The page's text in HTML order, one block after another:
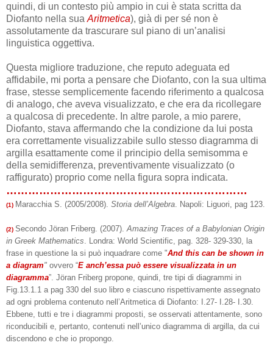
quindi, di un contesto più ampio in cui è stata scritta da
Diofanto nella sua Aritmetica), già di per sé non è
assolutamente da trascurare sul piano di un’analisi
linguistica oggettiva.
Questa migliore traduzione, che reputo adeguata ed
affidabile, mi porta a pensare che Diofanto, con la sua ultima
frase, stesse semplicemente facendo riferimento a qualcosa
di analogo, che aveva visualizzato, e che era da ricollegare
a qualcosa di precedente. In altre parole, a mio parere,
Diofanto, stava affermando che la condizione da lui posta
era correttamente visualizzabile sullo stesso diagramma di
argilla esattamente come il principio della semisomma e
della semidifferenza, preventivamente visualizzato (o
raffigurato) proprio come nella figura sopra indicata.
…………………………………………………………
(1) Maracchia S. (2005/2008). Storia dell’Algebra . Napoli: Liguori, pag 123.
(2) Secondo Jöran Friberg. (2007). Amazing Traces of a Babylonian Origin
in Greek Mathematics . Londra: World Scientific, pag. 328- 329-330, la
frase in questione la si può inquadrare come "And this can be shown in
a diagram" ovvero “E anch’essa può essere visualizzata in un
diagramma”. Jöran Friberg propone, quindi, tre tipi di diagrammi in
Fig.13.1.1 a pag 330 del suo libro e ciascuno rispettivamente assegnato
ad ogni problema contenuto nell’Aritmetica di Diofanto: I.27- I.28- I.30.
Ebbene, tutti e tre i diagrammi proposti, se osservati attentamente, sono
riconducibili e, pertanto, contenuti nell’unico diagramma di argilla, da cui
discendono e che io propongo.